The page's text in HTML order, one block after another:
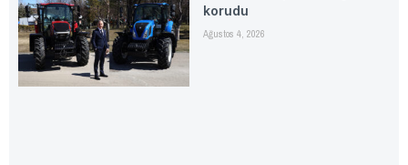
korudu
Ağustos 4, 2026